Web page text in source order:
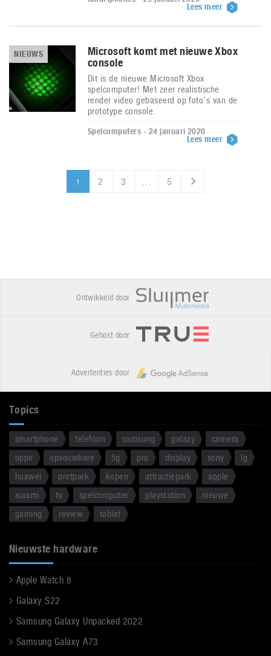
Lees meer
NIEUWS
Microsoft komt met nieuwe Xbox
console
Dit is de nieuwe Microsoft Xbox
spelcomputer! Met zeer realistische
render video gebaseerd op foto’s van de
prototype console.
Spelcomputers - 24 januari 2020
Lees meer
1 2 3 … 5
Ontwikkeld door
Gehost door
Advertenties door
Topics
smartphone telefoon samsung galaxy
camera
oppo
opvouwbare 5g pro display sony
lg
huawei
pretpark kopen attractiepark
apple
xiaomi
tv spelcomputer playstation
nieuwe
gaming
review tablet
Nieuwste hardware
Apple Watch 8
Galaxy S22
Samsung Galaxy Unpacked 2022
Samsung Galaxy A73